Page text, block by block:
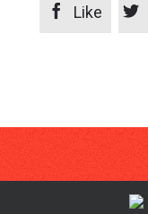
 Like 